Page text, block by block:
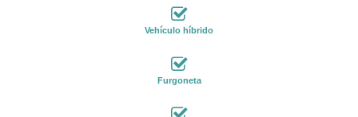
Vehículo híbrido
Furgoneta